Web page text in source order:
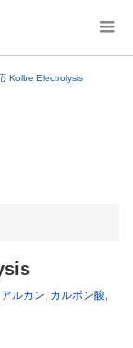
Kolbe Electrolysis
アルカン, カルボン酸,